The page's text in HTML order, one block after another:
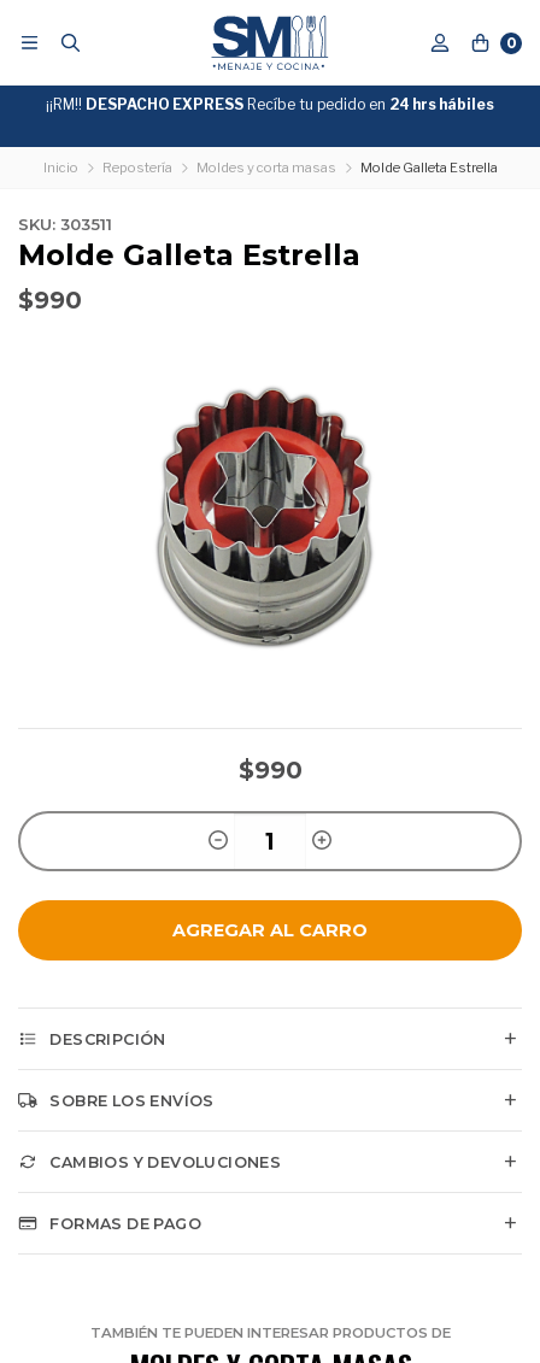
0
GRATIS
SOBRE
¡¡RM!! DESPACHO EXPRESS Recíbe tu pedido en 24 hrs hábiles
Inicio Repostería Moldes y corta masas Molde Galleta Estrella
SKU: 303511
Molde Galleta Estrella
$990
$990
AGREGAR AL CARRO
DESCRIPCIÓN
SOBRE LOS ENVÍOS
CAMBIOS Y DEVOLUCIONES
FORMAS DE PAGO
TAMBIÉN TE PUEDEN INTERESAR PRODUCTOS DE